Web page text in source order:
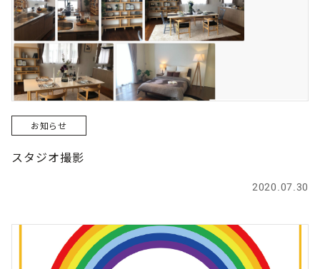
お知らせ
スタジオ撮影
2020.07.30